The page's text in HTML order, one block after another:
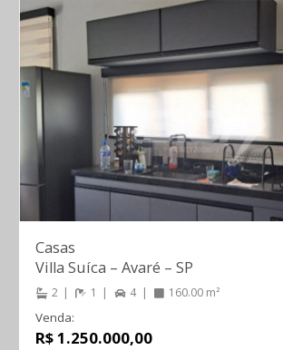
Casas
Villa Suíca – Avaré – SP
2 1 4 160.00 m²
Venda:
R$ 1.250.000,00